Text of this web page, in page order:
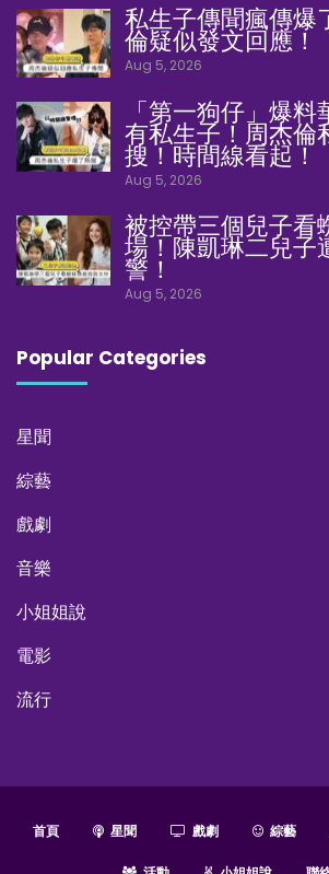
私生子傳聞瘋傳爆
倫疑似發文回應！
Aug 5, 2026
「第一狗仔」爆
有私生子！周杰倫
搜！時間線看起！
Aug 5, 2026
被控帶三個兒子看
場！陳凱琳二兒子
警！
Aug 5, 2026
Popular Categories
星聞
綜藝
戲劇
音樂
小姐姐說
電影
流行
首頁 星聞 戲劇 綜藝